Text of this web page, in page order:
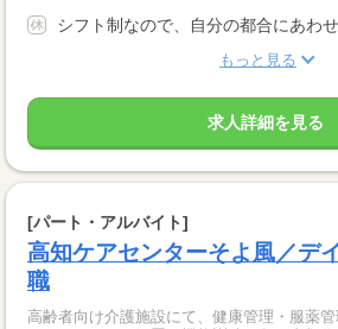
シフト制なので、自分の都合にあわせ
もっと見る
求人詳細を見る
[パート・アルバイト]
高知ケアセンターそよ風／デ
職
高齢者向け介護施設にて、健康管理・服薬管